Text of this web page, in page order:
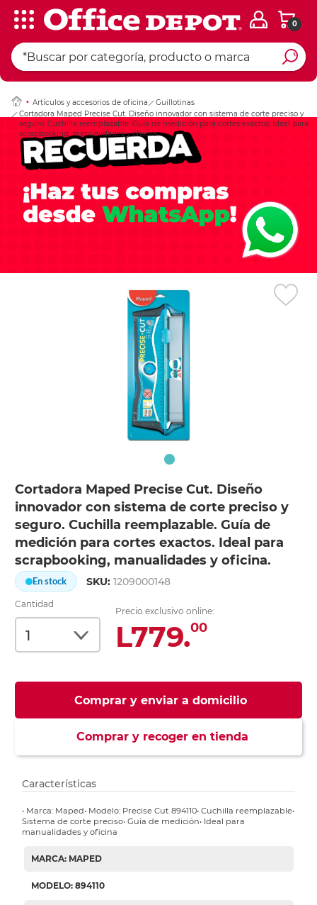
0
Artículos y accesorios de oficina
Guillotinas
Cortadora Maped Precise Cut. Diseño innovador con sistema de corte preciso y
seguro. Cuchilla reemplazable. Guía de medición para cortes exactos. Ideal para
scrapbooking, manualidades y oficina.
Cortadora Maped Precise Cut. Diseño
innovador con sistema de corte preciso y
seguro. Cuchilla reemplazable. Guía de
medición para cortes exactos. Ideal para
scrapbooking, manualidades y oficina.
En stock SKU:1209000148
Cantidad
Precio exclusivo online:
L779.00
Comprar y enviar a domicilio
Comprar y recoger en tienda
Ingresar Codigo
Características
• Marca: Maped• Modelo: Precise Cut 894110• Cuchilla reemplazable•
Sistema de corte preciso• Guía de medición• Ideal para
manualidades y oficina
MARCA: MAPED
MODELO: 894110